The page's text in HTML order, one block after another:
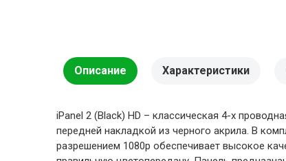
Описание Характеристики
iPanel 2 (Black) HD – классическая 4-х
передней накладкой из черного акрила. В
разрешением 1080p обеспечивает высокое